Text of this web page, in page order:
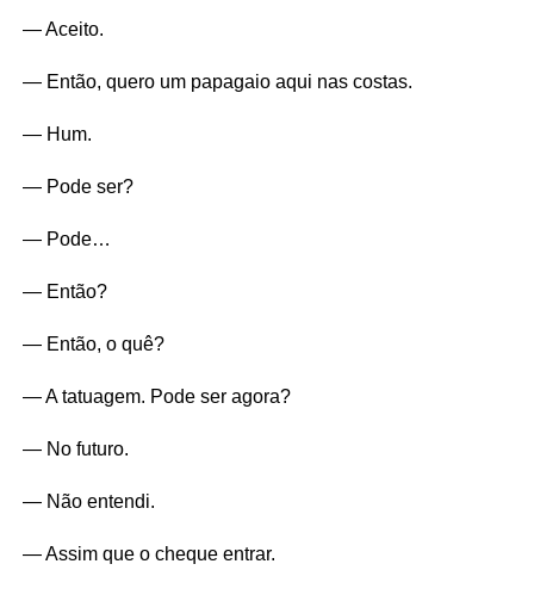
— Aceito.
— Então, quero um papagaio aqui nas costas.
— Hum.
— Pode ser?
— Pode…
— Então?
— Então, o quê?
— A tatuagem. Pode ser agora?
— No futuro.
— Não entendi.
— Assim que o cheque entrar.